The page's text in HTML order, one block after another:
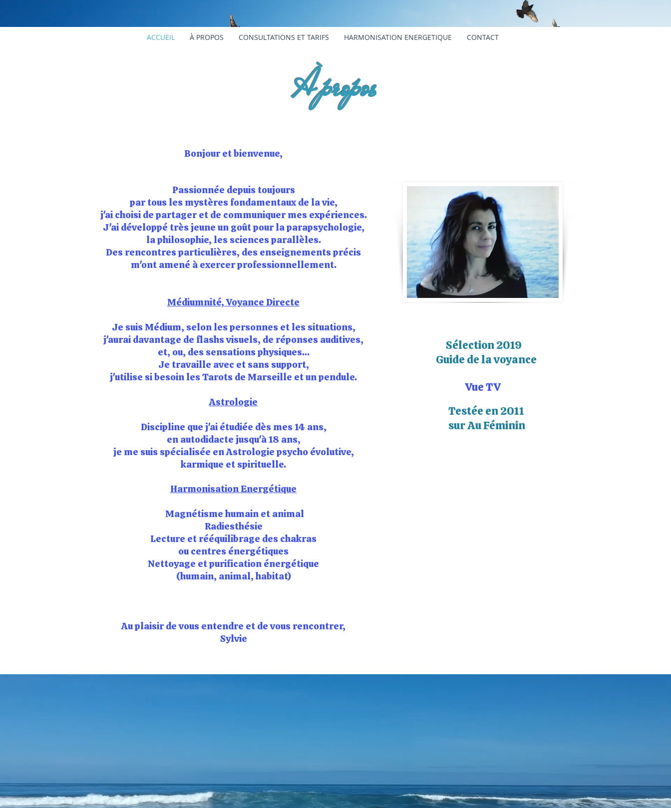
ACCUEIL À PROPOS CONSULTATIONS ET TARIFS HARMONISATION ENERGETIQUE CONTACT
À propos
Bonjour et bienvenue,
Passionnée depuis toujours
par tous les mystères fondamentaux de la vie,
j'ai choisi de partager et de communiquer mes expériences.
​J'ai développé très jeune un goût pour la parapsychologie,
la philosophie, les sciences parallèles.
​Des rencontres particulières, des enseignements précis
m'ont amené à exercer professionnellement.
Médiumnité, Voyance Directe
Je suis Médium, selon les personnes et les situations,
j'aurai davantage de flashs visuels, de réponses auditives,
et, ou, des sensations physiques...
Je travaille avec et sans support,
j'utilise si besoin les Tarots de Marseille et un pendule.
Astrologie
Discipline que j'ai étudiée dès mes 14 ans,
en autodidacte jusqu'à 18 ans,
je me suis spécialisée en Astrologie psycho évolutive,
karmique et spirituelle.​
Harmonisation Energétique
Magnétisme humain et animal
Radiesthésie
​Lecture et rééquilibrage des chakras
ou centres énergétiques
​Nettoyage et purification énergétique
(humain, animal, habitat)
Au plaisir de vous entendre et de vous rencontrer,
Sylvie
Sélection 2019
Guide de la voyance
VueTV
Testée en 2011
sur Au Féminin